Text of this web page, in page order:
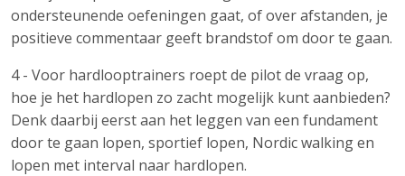
ondersteunende oefeningen gaat, of over afstanden, je
positieve commentaar geeft brandstof om door te gaan.
4 - Voor hardlooptrainers roept de pilot de vraag op,
hoe je het hardlopen zo zacht mogelijk kunt aanbieden?
Denk daarbij eerst aan het leggen van een fundament
door te gaan lopen, sportief lopen, Nordic walking en
lopen met interval naar hardlopen.